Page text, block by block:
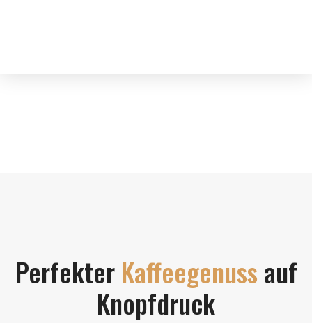
PerfekterKaffeegenussauf
Knopfdruck